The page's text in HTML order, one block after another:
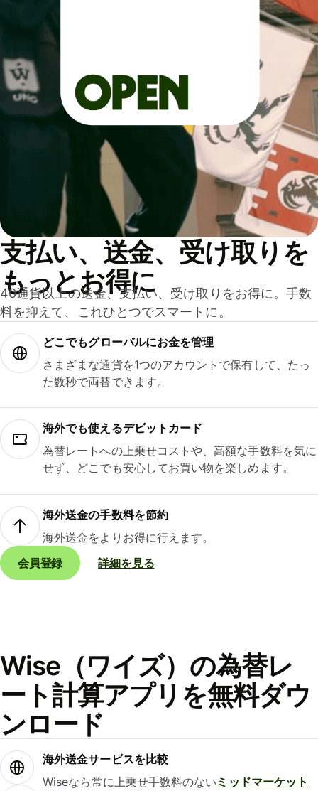
支払い、送金、受け取りを
もっとお得に
40通貨以上の送金、支払い、受け取りをお得に。手数
料を抑えて、これひとつでスマートに。
どこでもグ⁠ロ⁠ー⁠バ⁠ルにお金を管理
さまざまな通貨を1つのアカウントで保有して、たっ
た数秒で両替できます。
海外でも使えるデビットカード
為替レートへの上乗せコストや、高額な手数料を気に
せず、どこでも安心してお買い物を楽しめます。
海外送金の手数料を節約
海外送金をよりお得に行えます。
会員登録
詳細を見る
Wise（ワイズ）の為替レ
ート計算アプリを無料ダウ
ンロード
海外送金サービスを比較
Wiseなら常に上乗せ手数料のない ミッドマーケット